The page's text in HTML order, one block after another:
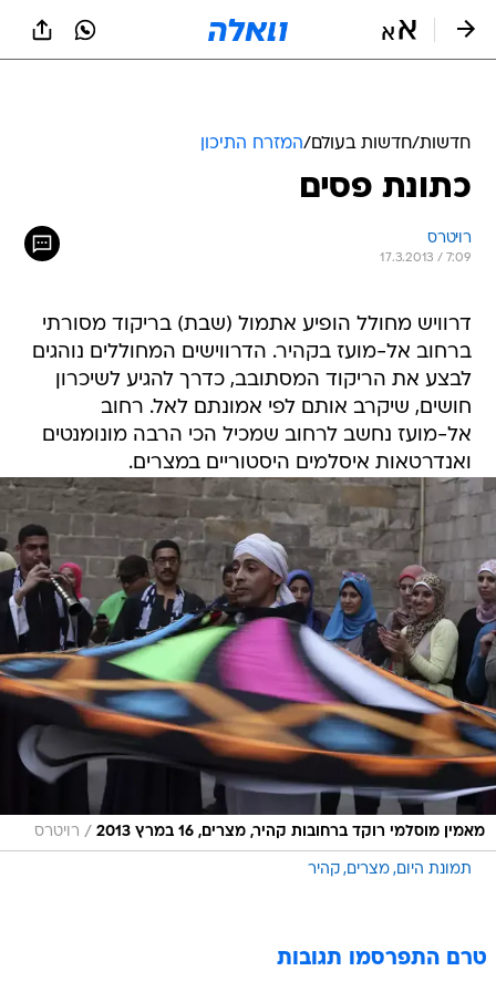
חדשות/חדשות בעולם/המזרח התיכון
כתונת פסים
רויטרס
17.3.2013 / 7:09
דרוויש מחולל הופיע אתמול (שבת) בריקוד מסורתי
ברחוב אל-מועז בקהיר. הדרווישים המחוללים נוהגים
לבצע את הריקוד המסתובב, כדרך להגיע לשיכרון
חושים, שיקרב אותם לפי אמונתם לאל. רחוב
אל-מועז נחשב לרחוב שמכיל הכי הרבה מונומנטים
ואנדרטאות איסלמים היסטוריים במצרים.
מאמין מוסלמי רוקד ברחובות קהיר, מצרים, 16 במרץ 2013 / רויטרס
תמונת היום מצרים קהיר
טרם התפרסמו תגובות